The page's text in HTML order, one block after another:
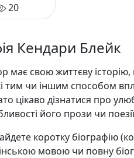
20
Кендари Блейк
має свою життєву
тим чи іншим способом
цікаво дізнатися про
його прози чи
коротку біографію
мовою чи повну